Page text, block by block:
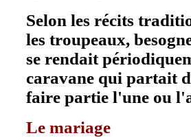
Selon les récits
les troupeaux,
se rendait
caravane qui partait
faire partie l'une ou
Le mariage